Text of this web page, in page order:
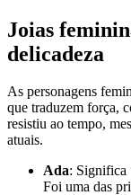
Joias
delicadeza
As personagens
que traduzem força,
resistiu ao tempo,
atuais.
Ada: Significa
Foi uma das